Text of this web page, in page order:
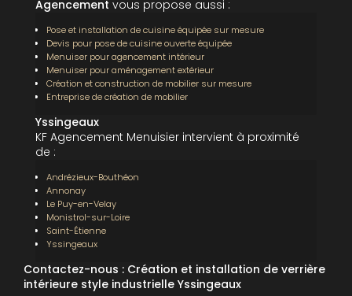
Agencement vous propose aussi :
Pose et installation de cuisine équipée sur mesure
Devis pour pose de cuisine ouverte équipée
Menuiser pour agencement intérieur
Menuiser pour aménagement extérieur
Création et construction de mobilier sur mesure
Entreprise de création de mobilier
Yssingeaux
KF Agencement Menuisier intervient à proximité
de :
Andrézieux-Bouthéon
Annonay
Le Puy-en-Velay
Monistrol-sur-Loire
Saint-Étienne
Yssingeaux
Contactez-nous : Création et installation de verrière
intérieure style industrielle Yssingeaux